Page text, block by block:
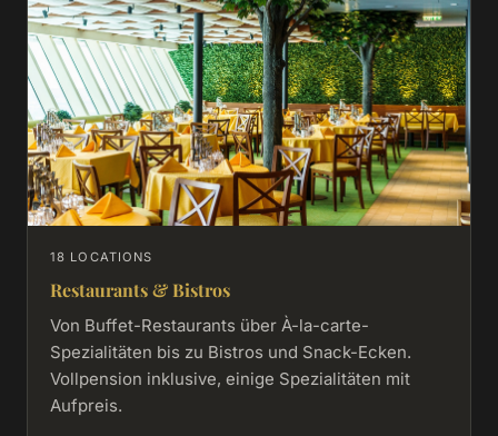
18 LOCATIONS
Restaurants & Bistros
Von Buffet-Restaurants über À-la-carte-
Spezialitäten bis zu Bistros und Snack-Ecken.
Vollpension inklusive, einige Spezialitäten mit
Aufpreis.